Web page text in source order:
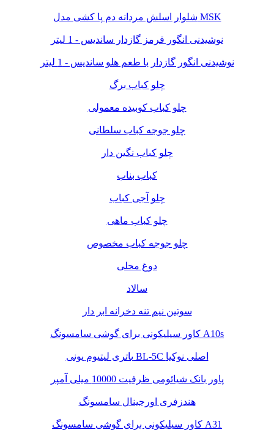
شلوار اسلش مردانه دم پا کشی مدل MSK
نوشیدنی انگور قرمز گازدار ساندیس - 1 لیتر
نوشیدنی انگور گازدار با طعم هلو ساندیس - 1 لیتر
چلو کباب برگ
چلو کباب کوبیده معمولی
چلو جوجه کباب سلطانی
چلو کباب نگین دار
کباب بناب
چلو آجی کباب
چلو کباب ماهی
چلو جوجه کباب مخصوص
دوغ محلی
سالاد
سوتین نیم تنه دخرانه ابر دار
کاور سیلیکونی برای گوشی سامسونگ A10s
باتری لیتیوم یونی BL-5C اصلی نوکیا
پاور بانک شیائومی ظرفیت 10000 میلی آمپر
هندزفری اورجینال سامسونگ
کاور سیلیکونی برای گوشی سامسونگ A31